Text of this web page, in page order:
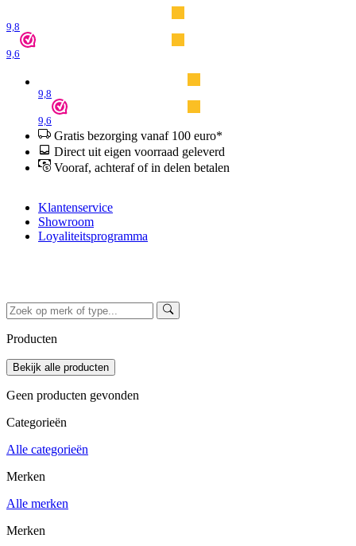
9,8
9,6
9,8
9,6
Gratis bezorging vanaf 100 euro*
Direct uit eigen voorraad geleverd
Vooraf, achteraf of in delen betalen
Klantenservice
Showroom
Loyaliteitsprogramma
Producten
Geen producten gevonden
Categorieën
Alle categorieën
Merken
Alle merken
Merken